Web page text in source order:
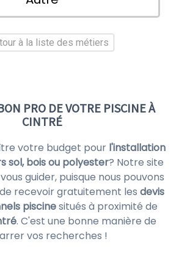
à la liste des métiers
PRO DE VOTRE PISCINE À
CINTRÉ
votre budget pour l'installation
sol, bois ou polyester? Notre site
guider, puisque nous pouvons
recevoir gratuitement les devis
piscinesitués à proximité de
. C'est une bonne manière de
vos recherches !